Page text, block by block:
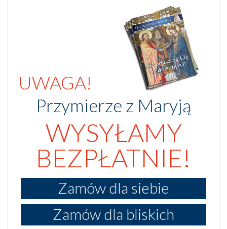
UWAGA!
Przymierze z Maryją
WYSYŁAMY
BEZPŁATNIE!
Zamów dla siebie
Zamów dla bliskich